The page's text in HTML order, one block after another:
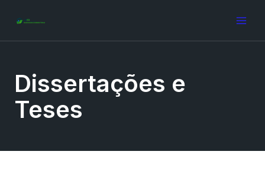
Dissertações e
Teses